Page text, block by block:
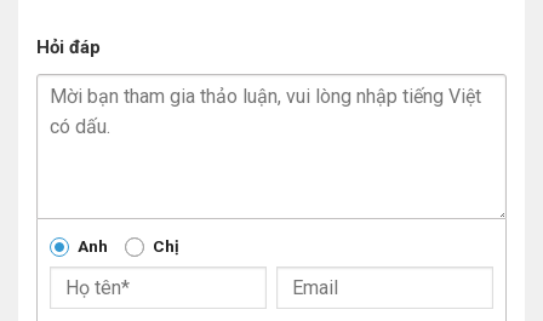
Hỏi đáp
Anh Chị